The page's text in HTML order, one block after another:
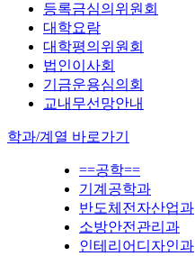
등록금심의위원회
대학요람
대학평의위원회
법인이사회
기금운용심의회
교내무선망안내
학과/계열 바로가기
==공학==
기계공학과
반도체전자산업과
소방안전관리과
인테리어디자인과